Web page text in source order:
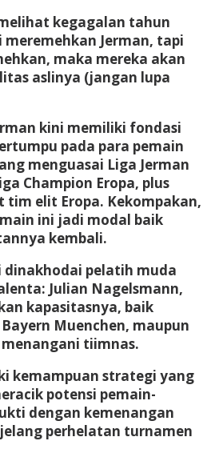
kegagalan tahun
meremehkan Jerman, tapi
maka mereka akan
aslinya (jangan lupa
kini memiliki fondasi
pada para pemain
menguasai Liga Jerman
Champion Eropa, plus
tim elit Eropa. Kekompakan,
ini jadi modal baik
kembali.
dinakhodai pelatih muda
Julian Nagelsmann,
kapasitasnya, baik
Muenchen, maupun
tiimnas.
kemampuan strategi yang
potensi pemain-
dengan kemenangan
perhelatan turnamen